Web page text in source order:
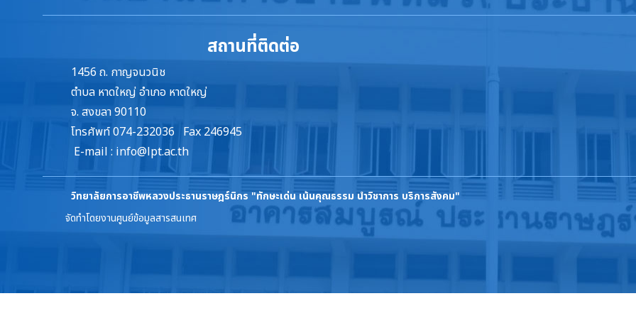
สถานที่ติดต่อ
1456 ถ. กาญจนวนิช
ตำบล หาดใหญ่ อำเภอ หาดใหญ่
จ. สงขลา 90110
โทรศัพท์ 074-232036 Fax 246945
E-mail : info@lpt.ac.th
วิทยาลัยการอาชีพหลวงประธานราษฎร์นิกร"ทักษะเด่น เน้นคุณธรรม นำวิชาการ บริการสังคม"
จัดทำโดยงานศูนย์ข้อมูลสารสนเทศ